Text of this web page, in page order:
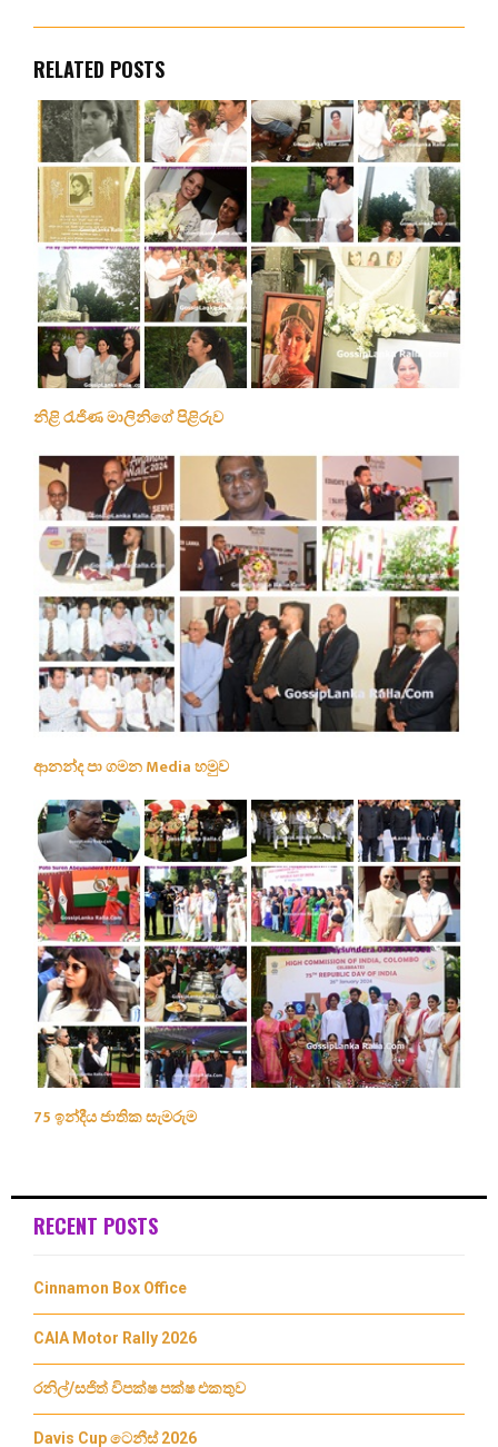
RELATED POSTS
නිළි රැජිණ මාලිනිගේ පිළිරුව
ආනන්ද පා ගමන Media හමුව
75 ඉන්දීය ජාතික සැමරුම
RECENT POSTS
Cinnamon Box Office
CAIA Motor Rally 2026
රනිල්/සජිත් විපක්ෂ පක්ෂ එකතුව
Davis Cup ටෙනීස් 2026